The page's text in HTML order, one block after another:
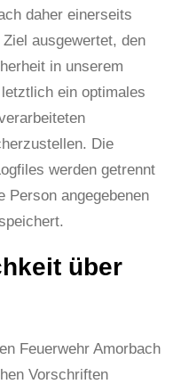
daher einerseits
ausgewertet, den
in unserem
ein optimales
Die
werden getrennt
Person angegebenen
über
Feuerwehr Amorbach
Vorschriften